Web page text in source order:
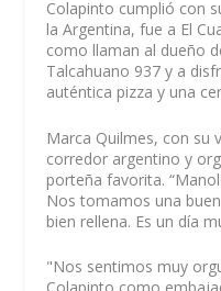
Colapinto cumplió con
la Argentina, fue a El
como llaman al dueño
Talcahuano 937 y a
auténtica pizza y una
Marca Quilmes, con su
corredor argentino y
porteña favorita.
Nos tomamos una
bien rellena. Es un día
"Nos sentimos muy